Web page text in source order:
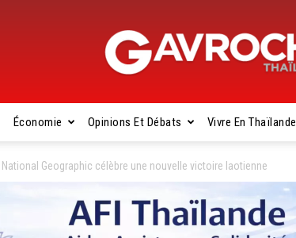
Gavroche
Thaïlande
Économie Opinions Et Débats Vivre En Thaïlande
National Geographic célèbre une nouvelle victoire laotienne